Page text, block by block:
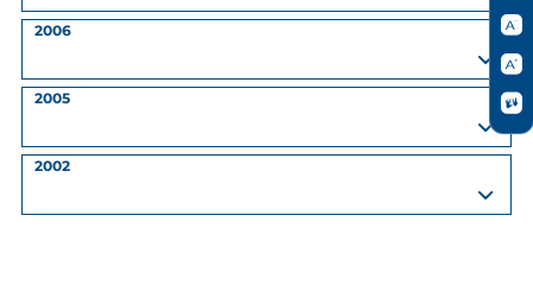
2006
2005
2002